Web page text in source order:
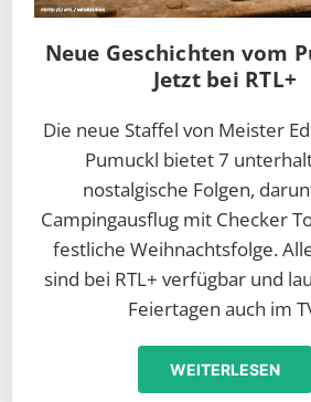
Neue Geschichten vom
Jetzt bei RTL+
Die neue Staffel von Meister
Pumuckl bietet 7
nostalgische Folgen,
Campingausflug mit Checker
festliche Weihnachtsfolge.
sind bei RTL+ verfügbar und
Feiertagen auch im
WEITERLESEN